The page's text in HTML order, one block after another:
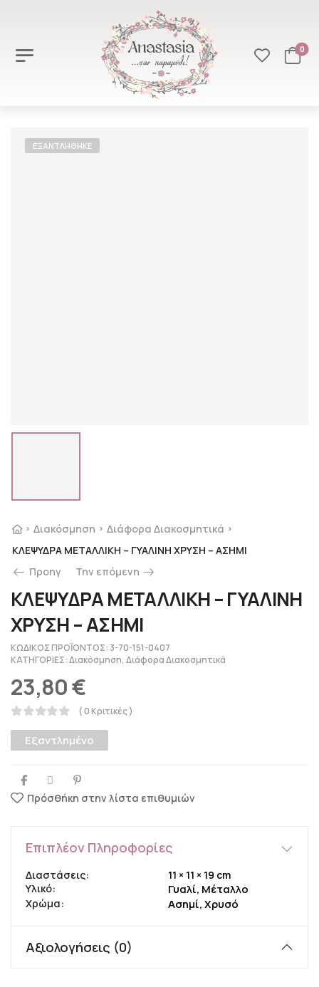
0
ΕΞΑΝΤΛΉΘΗΚΕ
Διακόσμηση
Διάφορα Διακοσμητικά
ΚΛΕΨΥΔΡΑ ΜΕΤΑΛΛΙΚΗ – ΓΥΑΛΙΝΗ ΧΡΥΣΗ – ΑΣΗΜΙ
Προηγ
Την επόμενη
ΚΛΕΨΥΔΡΑ ΜΕΤΑΛΛΙΚΗ – ΓΥΑΛΙΝΗ
ΧΡΥΣΗ – ΑΣΗΜΙ
ΚΩΔΙΚΌΣ ΠΡΟΪΌΝΤΟΣ: 3-70-151-0407
ΚΑΤΗΓΟΡΊΕΣ:Διακόσμηση, Διάφορα Διακοσμητικά
23,80€
( 0 Κριτικές )
Εξαντλημένο
Πρόσθήκη στην λίστα επιθυμιών
Επιπλέον Πληροφορίες
Διαστάσεις
11 × 11 × 19 cm
Υλικό
Γυαλί, Μέταλλο
Χρώμα Ασημί, Χρυσό
Αξιολογήσεις (0)